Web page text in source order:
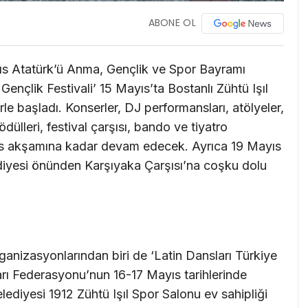
ABONE OL
Atatürk’ü Anma, Gençlik ve Spor Bayramı
Festivali’ 15 Mayıs’ta Bostanlı Zühtü Işıl
başladı. Konserler, DJ performansları, atölyeler,
festival çarşısı, bando ve tiyatro
akşamına kadar devam edecek. Ayrıca 19 Mayıs
önünden Karşıyaka Çarşısı’na coşku dolu
biri de ‘Latin Dansları Türkiye
Federasyonu’nun 16-17 Mayıs tarihlerinde
1912 Zühtü Işıl Spor Salonu ev sahipliği